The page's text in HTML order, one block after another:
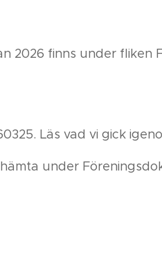
finns under fliken
Läs vad vi gick
under